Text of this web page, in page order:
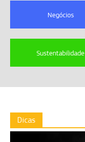
Negócios
Sustentabilidade
Dicas